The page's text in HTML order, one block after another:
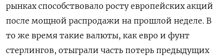
рынках способствовало росту европейских акций
после мощной распродажи на прошлой неделе. В
то же время такие валюты, как евро и фунт
стерлингов, отыграли часть потерь предыдущих